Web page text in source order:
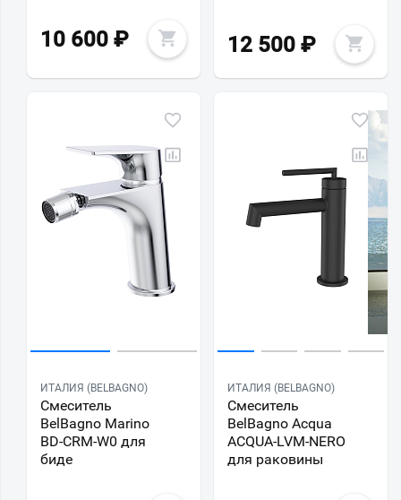
10 600 ₽ 12 500 ₽
ИТАЛИЯ (BELBAGNO)
Смеситель
BelBagno Marino
BD-CRM-W0 для
биде
ИТАЛИЯ (BELBAGNO)
Смеситель
BelBagno Acqua
ACQUA-LVM-NERO
для раковины